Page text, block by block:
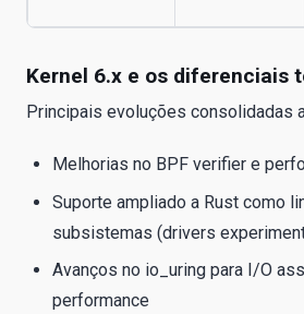
Kernel 6.x e os diferenciais
Principais evoluções consolidadas
Melhorias no BPF verifier e
Suporte ampliado a Rust como
subsistemas (drivers
Avanços no io_uring para I/O
performance